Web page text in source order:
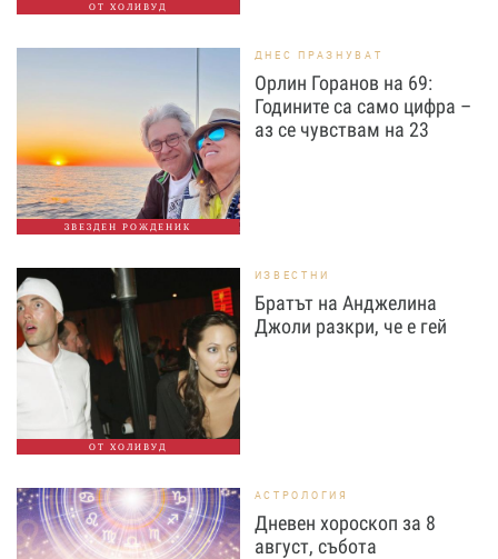
ОТ ХОЛИВУД
ЗВЕЗДЕН РОЖДЕНИК
ДНЕС ПРАЗНУВАТ
Орлин Горанов на 69:
Годините са само цифра –
аз се чувствам на 23
ОТ ХОЛИВУД
ИЗВЕСТНИ
Братът на Анджелина
Джоли разкри, че е гей
АСТРОЛОГИЯ
Дневен хороскоп за 8
август, събота